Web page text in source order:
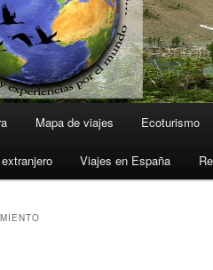
Mapa de viajes Ecoturismo
Viajes en España